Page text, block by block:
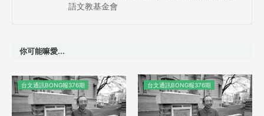
語文教基金會
你可能嘛愛...
台文通訊BONG報376期 台文通訊BONG報376期